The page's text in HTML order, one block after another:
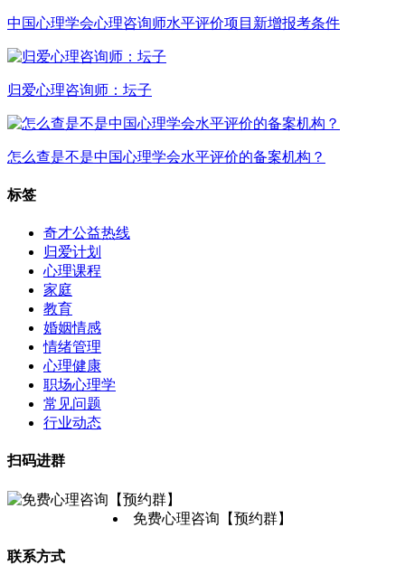
中国心理学会心理咨询师水平评价项目新增报考条件
归爱心理咨询师：坛子
怎么查是不是中国心理学会水平评价的备案机构？
标签
奇才公益热线
归爱计划
心理课程
家庭
教育
婚姻情感
情绪管理
心理健康
职场心理学
常见问题
行业动态
扫码进群
免费心理咨询【预约群】
联系方式